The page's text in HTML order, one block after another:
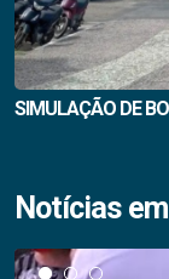
SIMULAÇÃO DE
Notícias